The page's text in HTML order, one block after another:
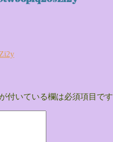
が付いている欄は必須項目です